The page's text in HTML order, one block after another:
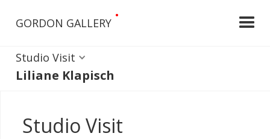
GORDON GALLERY
•
Studio Visit
Liliane Klapisch
Studio Visit